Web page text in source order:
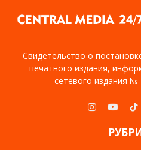
Свидетельство о
печатного издания,
сетевого издания №
Instagram
YouTube